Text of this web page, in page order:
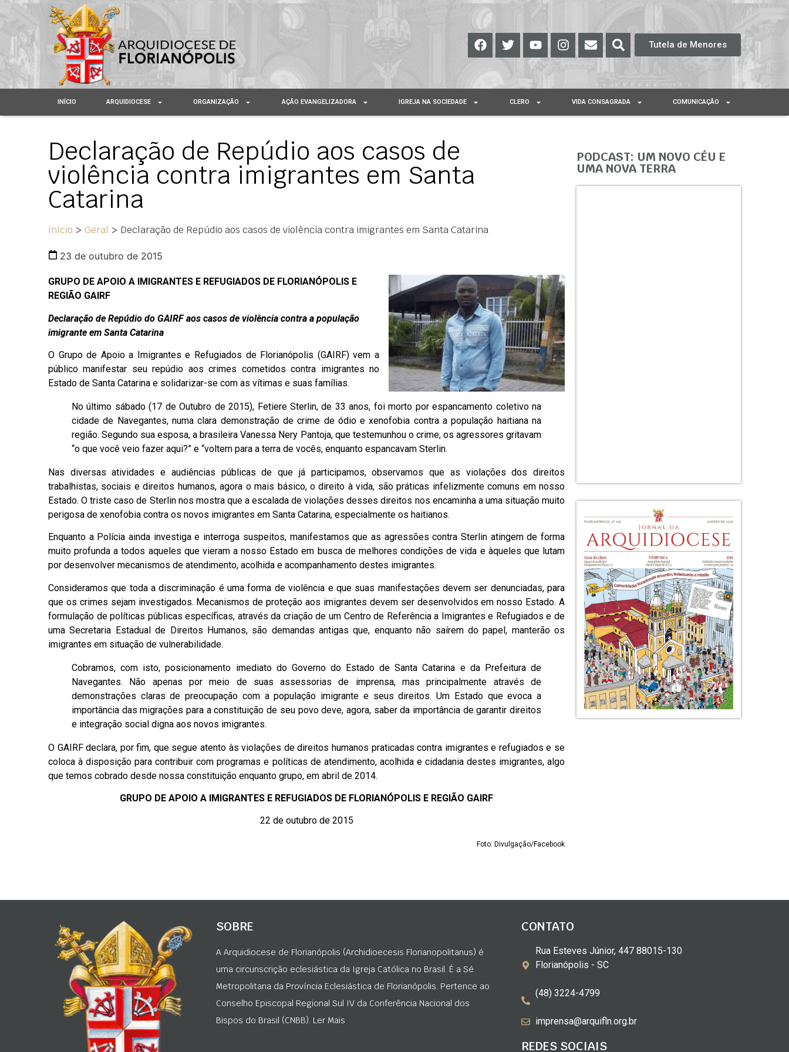
Tutela de Menores
INÍCIO ARQUIDIOCESE ORGANIZAÇÃO AÇÃO EVANGELIZADORA IGREJA NA SOCIEDADE CLERO VIDA CONSAGRADA COMUNICAÇÃO
Declaração de Repúdio aos casos de
violência contra imigrantes em Santa
Catarina
Início > Geral > Declaração de Repúdio aos casos de violência contra imigrantes em Santa Catarina
23 de outubro de 2015
GRUPO DE APOIO A IMIGRANTES E REFUGIADOS DE FLORIANÓPOLIS E
REGIÃO GAIRF
Declaração de Repúdio do GAIRF aos casos de violência contra a população
imigrante em Santa Catarina
O Grupo de Apoio a Imigrantes e Refugiados de Florianópolis (GAIRF) vem a
público manifestar seu repúdio aos crimes cometidos contra imigrantes no
Estado de Santa Catarina e solidarizar-se com as vítimas e suas famílias.
No último sábado (17 de Outubro de 2015), Fetiere Sterlin, de 33 anos, foi morto por espancamento coletivo na
cidade de Navegantes, numa clara demonstração de crime de ódio e xenofobia contra a população haitiana na
região. Segundo sua esposa, a brasileira Vanessa Nery Pantoja, que testemunhou o crime, os agressores gritavam
“o que você veio fazer aqui?” e “voltem para a terra de vocês, enquanto espancavam Sterlin.
Nas diversas atividades e audiências públicas de que já participamos, observamos que as violações dos direitos
trabalhistas, sociais e direitos humanos, agora o mais básico, o direito à vida, são práticas infelizmente comuns em nosso
Estado. O triste caso de Sterlin nos mostra que a escalada de violações desses direitos nos encaminha a uma situação muito
perigosa de xenofobia contra os novos imigrantes em Santa Catarina, especialmente os haitianos.
Enquanto a Polícia ainda investiga e interroga suspeitos, manifestamos que as agressões contra Sterlin atingem de forma
muito profunda a todos aqueles que vieram a nosso Estado em busca de melhores condições de vida e àqueles que lutam
por desenvolver mecanismos de atendimento, acolhida e acompanhamento destes imigrantes.
Consideramos que toda a discriminação é uma forma de violência e que suas manifestações devem ser denunciadas, para
que os crimes sejam investigados. Mecanismos de proteção aos imigrantes devem ser desenvolvidos em nosso Estado. A
formulação de políticas públicas específicas, através da criação de um Centro de Referência a Imigrantes e Refugiados e de
uma Secretaria Estadual de Direitos Humanos, são demandas antigas que, enquanto não saírem do papel, manterão os
imigrantes em situação de vulnerabilidade.
Cobramos, com isto, posicionamento imediato do Governo do Estado de Santa Catarina e da Prefeitura de
Navegantes. Não apenas por meio de suas assessorias de imprensa, mas principalmente através de
demonstrações claras de preocupação com a população imigrante e seus direitos. Um Estado que evoca a
importância das migrações para a constituição de seu povo deve, agora, saber da importância de garantir direitos
e integração social digna aos novos imigrantes.
O GAIRF declara, por fim, que segue atento às violações de direitos humanos praticadas contra imigrantes e refugiados e se
coloca à disposição para contribuir com programas e políticas de atendimento, acolhida e cidadania destes imigrantes, algo
que temos cobrado desde nossa constituição enquanto grupo, em abril de 2014.
GRUPO DE APOIO A IMIGRANTES E REFUGIADOS DE FLORIANÓPOLIS E REGIÃO GAIRF
22 de outubro de 2015
Foto: Divulgação/Facebook
PODCAST: UM NOVO CÉU E
UMA NOVA TERRA
SOBRE
A Arquidiocese de Florianópolis (Archidioecesis Florianopolitanus) é
uma circunscrição eclesiástica da Igreja Católica no Brasil. É a Sé
Metropolitana da Província Eclesiástica de Florianópolis. Pertence ao
Conselho Episcopal Regional Sul IV da Conferência Nacional dos
Bispos do Brasil (CNBB). Ler Mais
CONTATO
Rua Esteves Júnior, 447 88015-130
Florianópolis - SC
(48) 3224-4799
imprensa@arquifln.org.br
REDES SOCIAIS